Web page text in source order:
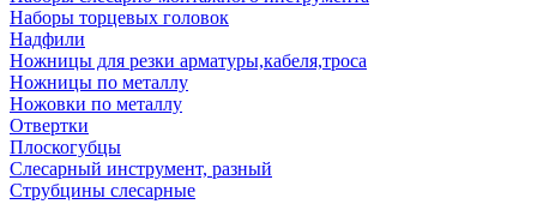
Наборы торцевых головок
Надфили
Ножницы для резки арматуры,кабеля,троса
Ножницы по металлу
Ножовки по металлу
Отвертки
Плоскогубцы
Слесарный инструмент, разный
Струбцины слесарные